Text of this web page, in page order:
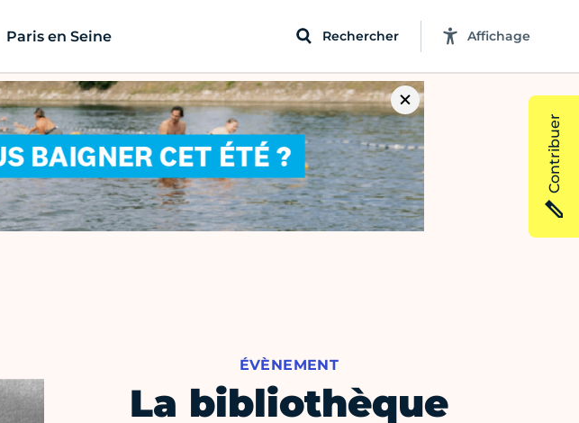
Paris en Seine Rechercher Affichage
ÉVÈNEMENT
La bibliothèque
Contribuer